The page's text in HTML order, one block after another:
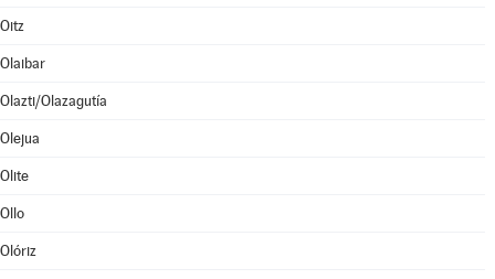
Oitz
Olaibar
Olazti/Olazagutía
Olejua
Olite
Ollo
Olóriz